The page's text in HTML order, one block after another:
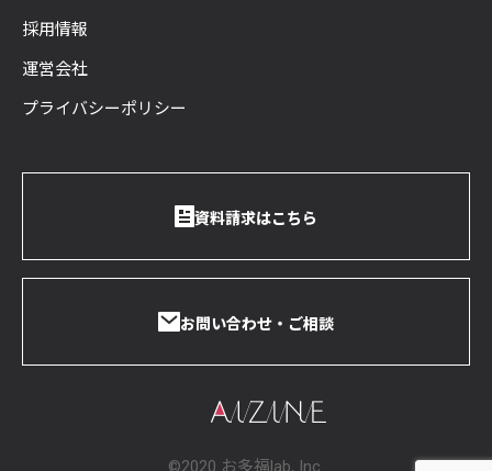
採用情報
運営会社
プライバシーポリシー
資料請求はこちら
お問い合わせ・ご相談
©2020 お多福lab, Inc.